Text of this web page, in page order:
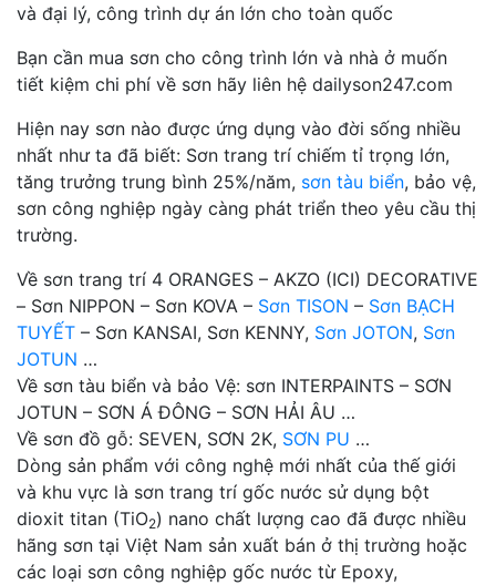
và đại lý, công trình dự án lớn cho toàn quốc
Bạn cần mua sơn cho công trình lớn và nhà ở muốn
tiết kiệm chi phí về sơn hãy liên hệ dailyson247.com
Hiện nay sơn nào được ứng dụng vào đời sống nhiều
nhất như ta đã biết: Sơn trang trí chiếm tỉ trọng lớn,
tăng trưởng trung bình 25%/năm, sơn tàu biển, bảo vệ,
sơn công nghiệp ngày càng phát triển theo yêu cầu thị
trường.
Về sơn trang trí 4 ORANGES – AKZO (ICI) DECORATIVE
– Sơn NIPPON – Sơn KOVA – Sơn TISON – Sơn BẠCH
TUYẾT – Sơn KANSAI, Sơn KENNY, Sơn JOTON, Sơn
JOTUN …
Về sơn tàu biển và bảo Vệ: sơn INTERPAINTS – SƠN
JOTUN – SƠN Á ĐÔNG – SƠN HẢI ÂU …
Về sơn đồ gỗ: SEVEN, SƠN 2K, SƠN PU …
Dòng sản phẩm với công nghệ mới nhất của thế giới
và khu vực là sơn trang trí gốc nước sử dụng bột
dioxit titan (TiO2) nano chất lượng cao đã được nhiều
hãng sơn tại Việt Nam sản xuất bán ở thị trường hoặc
các loại sơn công nghiệp gốc nước từ Epoxy,